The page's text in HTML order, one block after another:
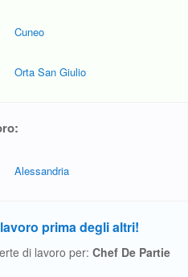
Cuneo
Orta San Giulio
Alessandria
prima degli altri!
di lavoro per: Chef De Partie